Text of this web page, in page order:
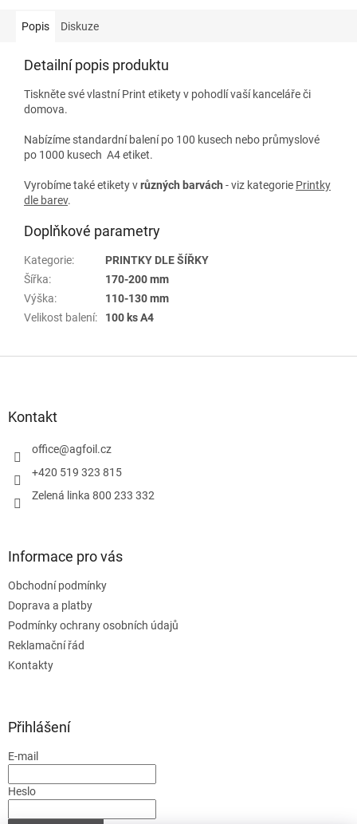
Popis Diskuze
Detailní popis produktu
Tiskněte své vlastní Print etikety v pohodlí vaší kanceláře či
domova.
Nabízíme standardní balení po 100 kusech nebo průmyslové
po 1000 kusech A4 etiket.
Vyrobíme také etikety vrůzných barvách - viz kategorie Printky
dle barev.
Doplňkové parametry
Kategorie:
PRINTKY DLE ŠÍŘKY
Šířka:
170-200 mm
Výška:
110-130 mm
Velikost balení: 100 ks A4
Kontakt
office@agfoil.cz
+420 519 323 815
Zelená linka 800 233 332
Informace pro vás
Obchodní podmínky
Doprava a platby
Podmínky ochrany osobních údajů
Reklamační řád
Kontakty
Přihlášení
E-mail
Heslo